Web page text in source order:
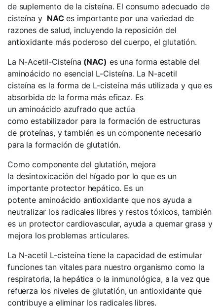
de suplemento de la cisteína. El consumo adecuado de
cisteína y NACes importante por una variedad de
razones de salud, incluyendo la reposición del
antioxidante más poderoso del cuerpo, el glutatión.
La N-Acetil-Cisteína (NAC) es una forma estable del
aminoácido no esencial L-Cisteína. La N-acetil
cisteína es la forma de L-cisteína más utilizada y que es
absorbida de la forma más eficaz. Es
un aminoácido azufrado que actúa
como estabilizador para la formación de estructuras
de proteínas, y también es un componente necesario
para la formación de glutatión.
Como componente del glutatión, mejora
la desintoxicación del hígado por lo que es un
importante protector hepático. Es un
potente aminoácido antioxidante que nos ayuda a
neutralizar los radicales libres y restos tóxicos, también
es un protector cardiovascular, ayuda a quemar grasa y
mejora los problemas articulares.
La N-acetil L-cisteína tiene la capacidad de estimular
funciones tan vitales para nuestro organismo como la
respiratoria, la hepática o la inmunológica, a la vez que
refuerza los niveles de glutatión, un antioxidante que
contribuye a eliminar los radicales libres.